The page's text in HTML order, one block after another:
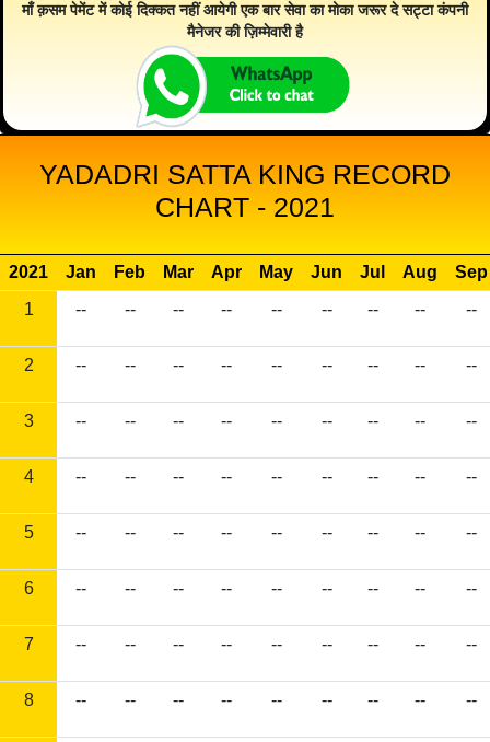
माँ क़सम पेमेंट में कोई दिक्कत नहीं आयेगी एक बार सेवा का मोका जरूर दे सट्टा कंपनी
मैनेजर की ज़िम्मेवारी है
YADADRI SATTA KING RECORD
CHART - 2021
2021 Jan Feb Mar Apr May Jun Jul Aug
Sep
1
-- -- -- -- -- -- -- -- --
2 -- -- -- -- -- -- -- -- --
3 -- -- -- -- -- -- -- -- --
4 -- -- -- -- -- -- -- -- --
5 -- -- -- -- -- -- -- -- --
6 -- -- -- -- -- -- -- -- --
7 -- -- -- -- -- -- -- -- --
8 -- -- -- -- -- -- -- -- --